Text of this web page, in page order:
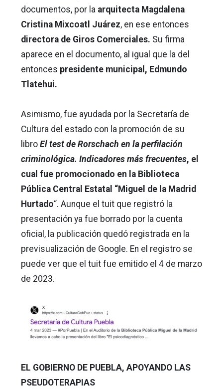
documentos, por la arquitecta Magdalena
Cristina Mixcoatl Juárez, en ese entonces
directora de Giros Comerciales. Su firma
aparece en el documento, al igual que la del
entonces presidente municipal, Edmundo
Tlatehui.
Asimismo, fue ayudada por la Secretaría de
Cultura del estado con la promoción de su
libro El test de Rorschach en la perfilación
criminológica. Indicadores más frecuentes, el
cual fue promocionado en la Biblioteca
Pública Central Estatal “Miguel de la Madrid
Hurtado“. Aunque el tuit que registró la
presentación ya fue borrado por la cuenta
oficial, la publicación quedó registrada en la
previsualización de Google. En el registro se
puede ver que el tuit fue emitido el 4 de marzo
de 2023.
EL GOBIERNO DE PUEBLA, APOYANDO LAS
PSEUDOTERAPIAS